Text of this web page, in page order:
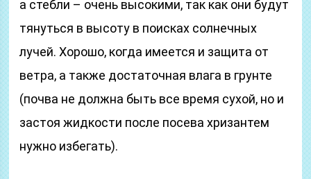
а стебли – очень высокими, так как они будут
тянуться в высоту в поисках солнечных
лучей. Хорошо, когда имеется и защита от
ветра, а также достаточная влага в грунте
(почва не должна быть все время сухой, но и
застоя жидкости после посева хризантем
нужно избегать).